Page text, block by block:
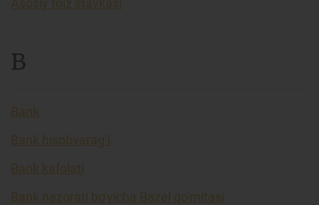
Asosiy foiz stavkasi
B
Bank
Bank hisobvarag’i
Bank kafolati
Bank nazorati bo'yicha Bazel qo'mitasi